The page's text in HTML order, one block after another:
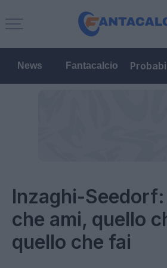
News Fantacalcio
Inzaghi-
che ami, quello
quello che fai